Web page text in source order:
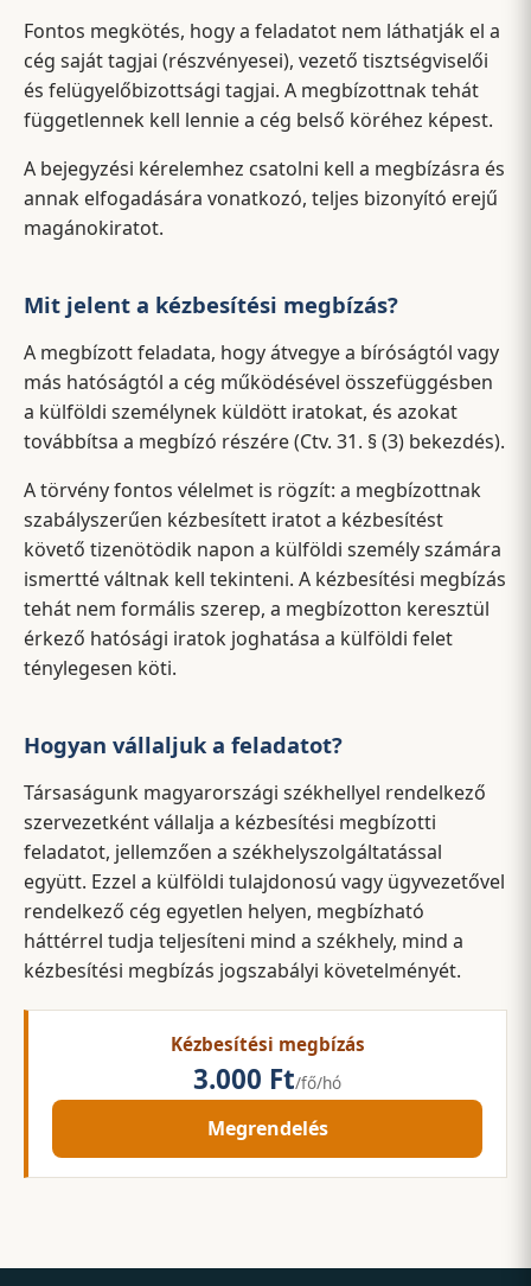
Fontos megkötés, hogy a feladatot nem láthatják el a
cég saját tagjai (részvényesei), vezető tisztségviselői
és felügyelőbizottsági tagjai. A megbízottnak tehát
függetlennek kell lennie a cég belső köréhez képest.
A bejegyzési kérelemhez csatolni kell a megbízásra és
annak elfogadására vonatkozó, teljes bizonyító erejű
magánokiratot.
Mit jelent a kézbesítési megbízás?
A megbízott feladata, hogy átvegye a bíróságtól vagy
más hatóságtól a cég működésével összefüggésben
a külföldi személynek küldött iratokat, és azokat
továbbítsa a megbízó részére (Ctv. 31. § (3) bekezdés).
A törvény fontos vélelmet is rögzít: a megbízottnak
szabályszerűen kézbesített iratot a kézbesítést
követő tizenötödik napon a külföldi személy számára
ismertté váltnak kell tekinteni. A kézbesítési megbízás
tehát nem formális szerep, a megbízotton keresztül
érkező hatósági iratok joghatása a külföldi felet
ténylegesen köti.
Hogyan vállaljuk a feladatot?
Társaságunk magyarországi székhellyel rendelkező
szervezetként vállalja a kézbesítési megbízotti
feladatot, jellemzően a székhelyszolgáltatással
együtt. Ezzel a külföldi tulajdonosú vagy ügyvezetővel
rendelkező cég egyetlen helyen, megbízható
háttérrel tudja teljesíteni mind a székhely, mind a
kézbesítési megbízás jogszabályi követelményét.
Kézbesítési megbízás
3.000 Ft/fő/hó
Megrendelés